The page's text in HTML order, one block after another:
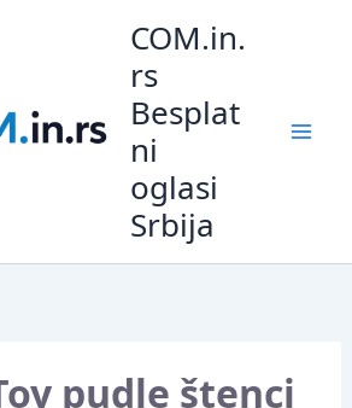
COM.in.
rs
Besplat
ni
oglasi
Srbija
pudle štenci